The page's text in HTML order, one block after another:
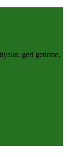
geri getirme,